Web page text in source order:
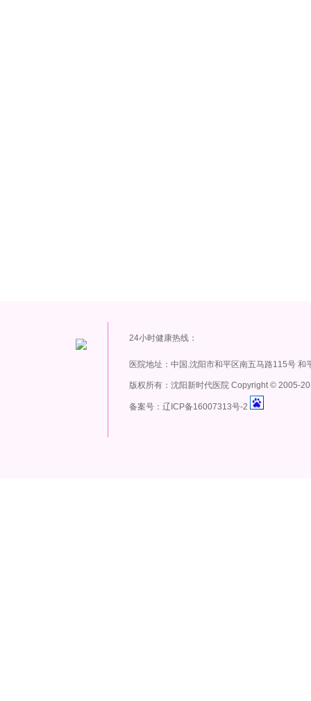
24小时健康热线：
医院地址：中国.沈阳市和平区南五马路115号 和
版权所有：沈阳新时代医院 Copyright© 2005-
备案号：辽ICP备16007313号-2